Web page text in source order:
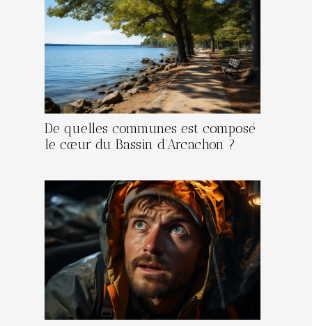
De quelles communes est composé
le cœur du Bassin d’Arcachon ?